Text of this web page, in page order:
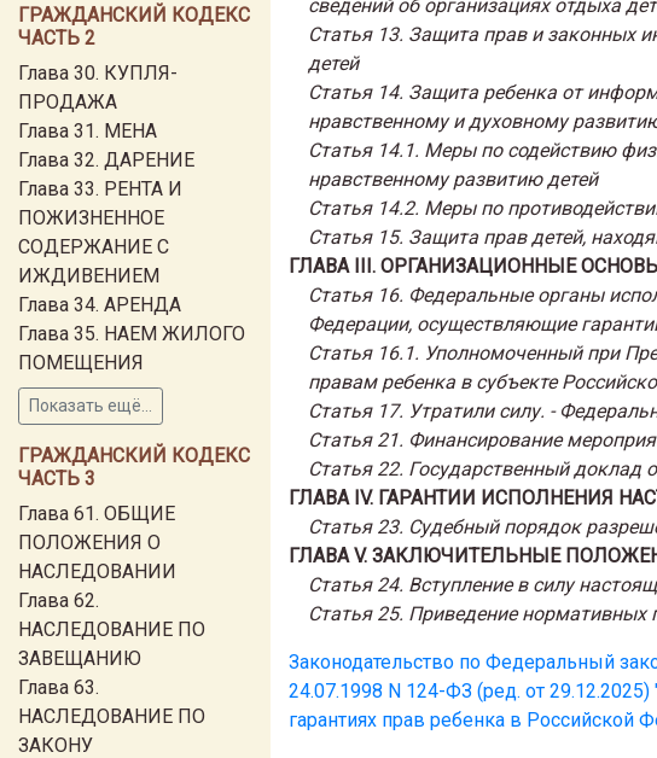
ГРАЖДАНСКИЙ КОДЕКС
ЧАСТЬ 2
Глава 30. КУПЛЯ-
ПРОДАЖА
Глава 31. МЕНА
Глава 32. ДАРЕНИЕ
Глава 33. РЕНТА И
ПОЖИЗНЕННОЕ
СОДЕРЖАНИЕ С
ИЖДИВЕНИЕМ
Глава 34. АРЕНДА
Глава 35. НАЕМ ЖИЛОГО
ПОМЕЩЕНИЯ
Показать ещё...
ГРАЖДАНСКИЙ КОДЕКС
ЧАСТЬ 3
Глава 61. ОБЩИЕ
ПОЛОЖЕНИЯ О
НАСЛЕДОВАНИИ
Глава 62.
НАСЛЕДОВАНИЕ ПО
ЗАВЕЩАНИЮ
Глава 63.
НАСЛЕДОВАНИЕ ПО
ЗАКОНУ
сведений об организациях отдыха
Статья 13. Защита прав и законных
детей
Статья 14. Защита ребенка от
нравственному и духовному
Статья 14.1. Меры по содействию
нравственному развитию детей
Статья 14.2. Меры по
Статья 15. Защита прав детей,
ГЛАВА III. ОРГАНИЗАЦИОННЫЕ
Статья 16. Федеральные органы
Федерации, осуществляющие
Статья 16.1. Уполномоченный при
правам ребенка в субъекте
Статья 17. Утратили силу. -
Статья 21. Финансирование
Статья 22. Государственный доклад
ГЛАВА IV. ГАРАНТИИ ИСПОЛНЕНИЯ
Статья 23. Судебный порядок
ГЛАВА V. ЗАКЛЮЧИТЕЛЬНЫЕ
Статья 24. Вступление в силу
Статья 25. Приведение
Законодательство по Федеральный
24.07.1998 N 124-ФЗ (ред. от
гарантиях прав ребенка в Российской